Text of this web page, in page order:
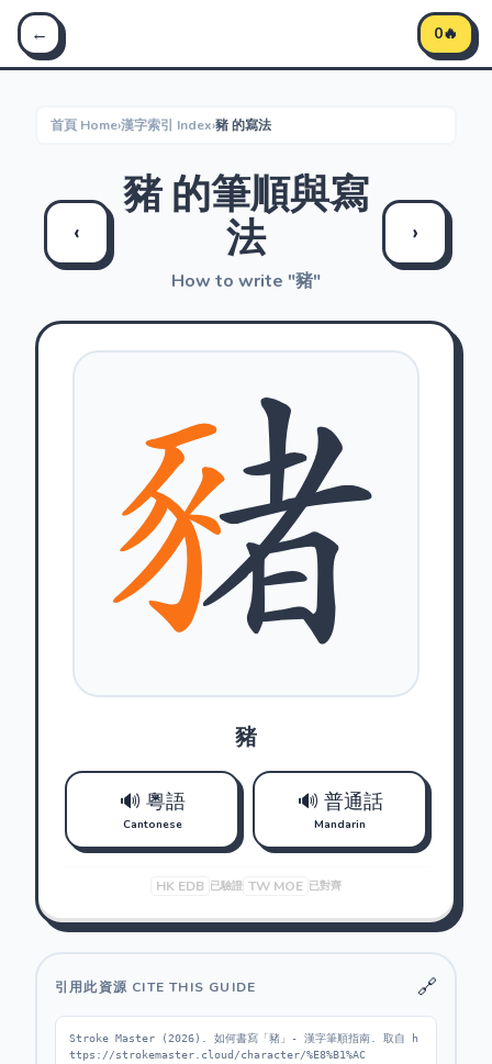
Stroke Master 筆順大師 - 學習中文筆順
←
0🔥
首頁 Home›漢字索引 Index›豬 的寫法
‹
豬 的筆順與寫
法
How to write "豬"
›
豬
🔊 粵語
Cantonese
🔊 普通話
Mandarin
HK EDB 已驗證 TW MOE 已對齊
引用此資源 CITE THIS GUIDE 🔗
Stroke Master (2026). 如何書寫「豬」- 漢字筆順指南. 取自 h
ttps://strokemaster.cloud/character/%E8%B1%AC